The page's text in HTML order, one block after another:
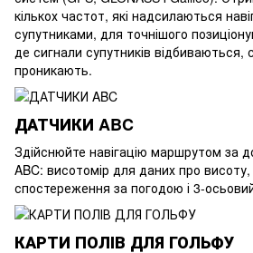
кількох частот, які надсилаються
супутниками, для точнішого
де сигнали супутників відбиваються,
проникають.
ДАТЧИКИ ABC
Здійснюйте навігацію маршрутом за
ABC: висотомір для даних про
спостереження за погодою і 3-
КАРТИ ПОЛІВ ДЛЯ ГОЛЬФУ